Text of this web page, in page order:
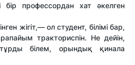
бір профессордан хат әкелген
жігіт,— ол студент, білімі бар,
тракториспін. Не дейін,
білем, орындық қинала